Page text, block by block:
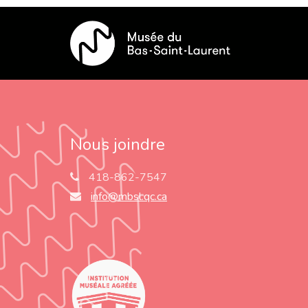
Nous joindre
418-862-7547
info@mbsl.qc.ca